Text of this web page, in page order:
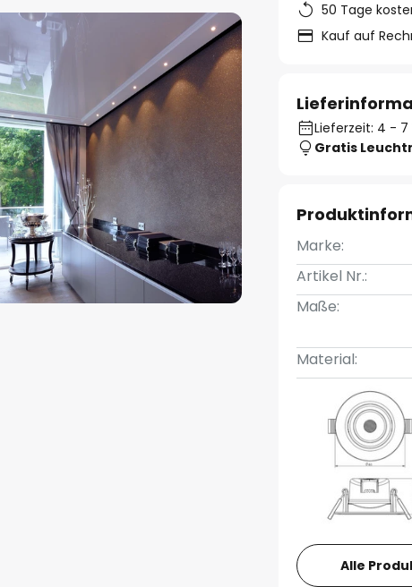
50 Tage
Kauf auf
Lieferzeit: 4 -
Gratis
Marke:
Artikel Nr.:
Maße:
Material:
Alle